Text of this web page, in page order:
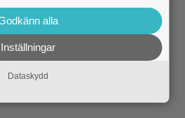
den hos SVT Play
Mat på film har sällan
alla
Inställningar
Dataskydd